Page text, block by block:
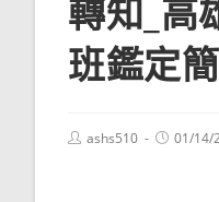
轉知_高
班鑑定
Postashs510
Post01/14/